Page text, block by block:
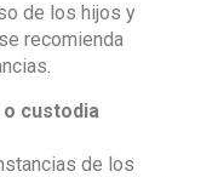
de los hijos y
recomienda
custodia
de los